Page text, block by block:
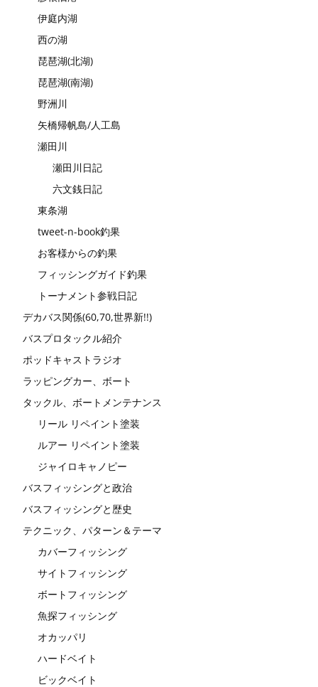
伊庭内湖
西の湖
琵琶湖(北湖)
琵琶湖(南湖)
野洲川
矢橋帰帆島/人工島
瀬田川
瀬田川日記
六文銭日記
東条湖
tweet-n-book釣果
お客様からの釣果
フィッシングガイド釣果
トーナメント参戦日記
デカバス関係(60,70,世界新!!)
バスプロタックル紹介
ポッドキャストラジオ
ラッピングカー、ボート
タックル、ボートメンテナンス
リール リペイント塗装
ルアー リペイント塗装
ジャイロキャノピー
バスフィッシングと政治
バスフィッシングと歴史
テクニック、パターン＆テーマ
カバーフィッシング
サイトフィッシング
ボートフィッシング
魚探フィッシング
オカッパリ
ハードベイト
ビックベイト